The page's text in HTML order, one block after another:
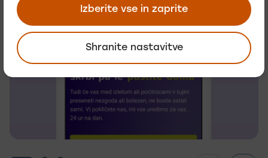
Izberite vse in zaprite
Shranite nastavitve